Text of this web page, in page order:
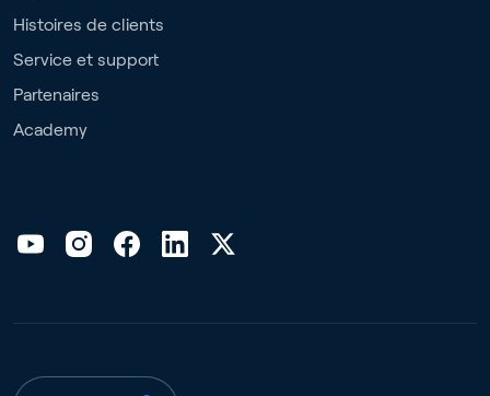
Histoires de clients
Service et support
Partenaires
Academy